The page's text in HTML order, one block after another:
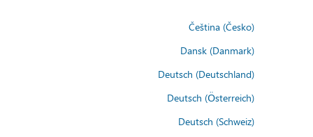
Čeština (Česko)
Dansk (Danmark)
Deutsch (Deutschland)
Deutsch (Österreich)
Deutsch (Schweiz)